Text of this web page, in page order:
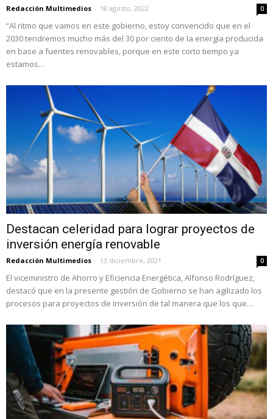
Redacción Multimedios - 18 agosto, 2022 0
“Al ritmo que vamos en este gobierno, estoy convencido que en el
2030 tendremos mucho más del 30 por ciento de la energía producida
en base a fuentes renovables, porque en este corto tiempo ya
estamos…
Destacan celeridad para lograr proyectos de
inversión energía renovable
Redacción Multimedios - 13 diciembre, 2021 0
El viceministro de Ahorro y Eficiencia Energética, Alfonso Rodríguez,
destacó que en la presente gestión de Gobierno se han agilizado los
procesos para proyectos de inversión de tal manera que los que…